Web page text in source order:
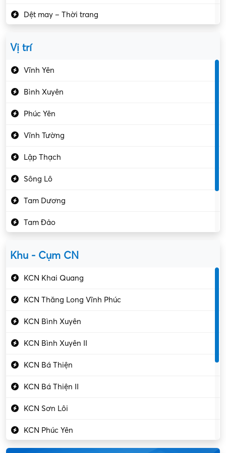
Dệt may – Thời trang
Kiểm soát chất lượng
Kỹ sư cơ khí
Kỹ sư điện
Kỹ thuật cao
Kỹ thuật mạng – IT
Làm bán thời gian
Lao động phổ thông
Lập trình – Phát triển
Luật – Công chứng
Marketing – PR
Mỹ phẩm – Trang sức
Vị trí
Vĩnh Yên
Bình Xuyên
Phúc Yên
Vĩnh Tường
Lập Thạch
Sông Lô
Tam Dương
Tam Đảo
Khu - Cụm CN
KCN Khai Quang
KCN Thăng Long Vĩnh Phúc
KCN Bình Xuyên
KCN Bình Xuyên II
KCN Bá Thiện
KCN Bá Thiện II
KCN Sơn Lôi
KCN Phúc Yên